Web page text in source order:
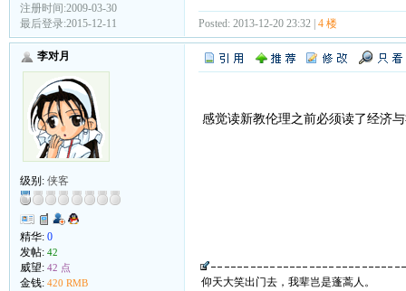
注册时间:2009-03-30
最后登录:2015-12-11
Posted: 2013-12-20 23:32 | 4 楼
李对月
级别: 侠客
精华: 0
发帖: 42
威望: 42 点
金钱: 420 RMB
感觉读新教伦理之前必须读了经济
仰天大笑出门去，我辈岂是蓬蒿人。